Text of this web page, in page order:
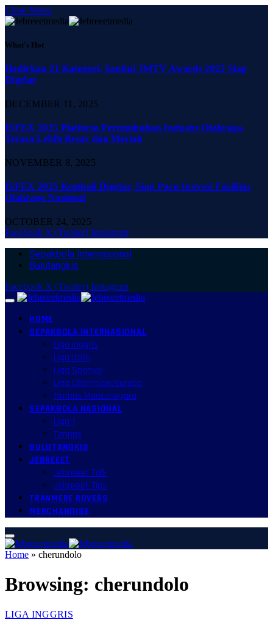
Close Menu
What's Hot
Hadirkan 21 Kategori, Santini JMTV Awards 2025 Siap
Digelar
DECEMBER 11, 2025
ISFEX 2025 Platform Pertumbuhan Industri Olahraga,
Terasa Lebih Besar dan Meriah
NOVEMBER 8, 2025
ISFEX 2025 Kembali Digelar, Siap Pacu Inovasi Fasilitas
Olahraga Nasional
OCTOBER 24, 2025
Facebook X (Twitter) Instagram
Sepakbola Internasional
Bulutangkis
Facebook X (Twitter) Instagram
HOME
SEPAKBOLA INTERNASIONAL
Liga Inggris
Liga Italia
Liga Spanyol
Liga Champion/Europa
Timnas Mancanegara
SEPAKBOLA NASIONAL
Liga 1
Timnas
BULUTANGKIS
JEBREEET
Jebreeet Talk
Jebreeet Tips
TRANMERE ROVERS
MERCHANDISE
Home » cherundolo
Browsing: cherundolo
LIGA INGGRIS